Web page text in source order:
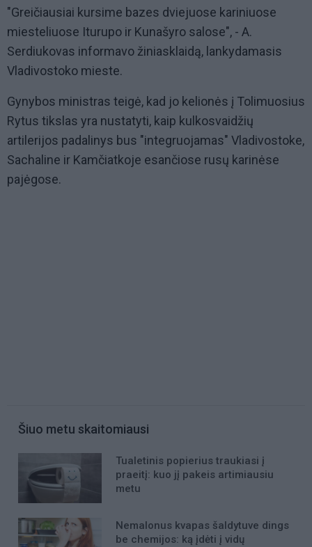
"Greičiausiai kursime bazes dviejuose kariniuose
miesteliuose Iturupo ir Kunašyro salose", - A.
Serdiukovas informavo žiniasklaidą, lankydamasis
Vladivostoko mieste.
Gynybos ministras teigė, kad jo kelionės į Tolimuosius
Rytus tikslas yra nustatyti, kaip kulkosvaidžių
artilerijos padalinys bus "integruojamas" Vladivostoke,
Sachaline ir Kamčiatkoje esančiose rusų karinėse
pajėgose.
Šiuo metu skaitomiausi
Tualetinis popierius traukiasi į
praeitį: kuo jį pakeis artimiausiu
metu
Nemalonus kvapas šaldytuve dings
be chemijos: ką įdėti į vidų